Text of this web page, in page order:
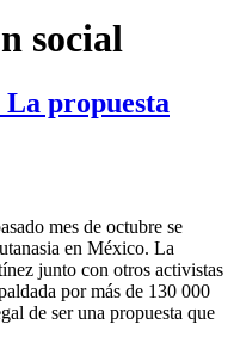
social
propuesta
mes de octubre se
en México. La
junto con otros activistas
por más de 130 000
de ser una propuesta que